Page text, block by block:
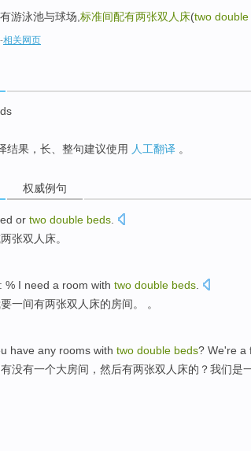
游泳池与球场, 标准间配有两张双人床(two
-相关网页
结果，长、整句建议使用 人工翻译 。
权威例句
or two double beds
两张双人床。
: % I need a room with two double beds
要一间有两张双人床的房间。 。
have any rooms with two double beds? We're a
有没有一个大房间 ，然后有两张双人床的？我们是